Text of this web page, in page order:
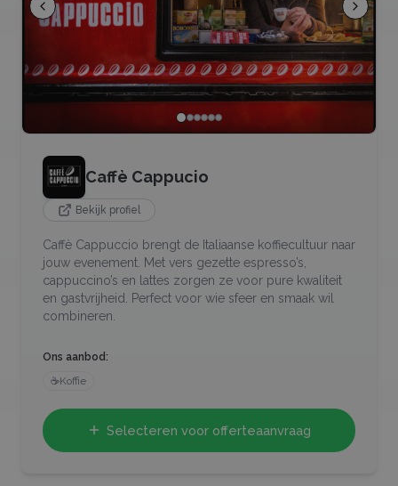
Caffè Cappucio
Bekijk profiel
Caffè Cappuccio brengt de Italiaanse koffiecultuur naar
jouw evenement. Met vers gezette espresso’s,
cappuccino’s en lattes zorgen ze voor pure kwaliteit
en gastvrijheid. Perfect voor wie sfeer en smaak wil
combineren.
Ons aanbod:
☕Koffie
Selecteren voor offerteaanvraag